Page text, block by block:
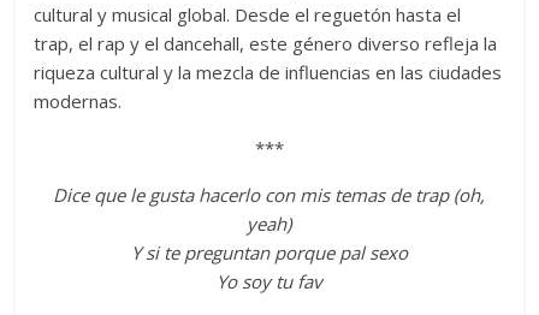
cultural y musical global. Desde el reguetón hasta el
trap, el rap y el dancehall, este género diverso refleja la
riqueza cultural y la mezcla de influencias en las ciudades
modernas.
***
Dice que le gusta hacerlo con mis temas de trap (oh,
yeah)
Y si te preguntan porque pal sexo
Yo soy tu fav